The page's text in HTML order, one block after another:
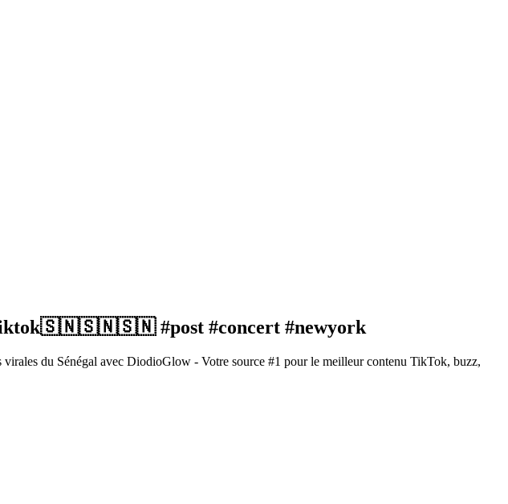
#post #concert #newyork
du Sénégal avec DiodioGlow - Votre source #1 pour le meilleur contenu TikTok, buzz,